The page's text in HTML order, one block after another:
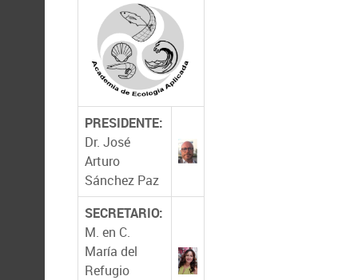
PRESIDENTE:
Dr. José
Arturo
Sánchez Paz
SECRETARIO:
M. en C.
María del
Refugio